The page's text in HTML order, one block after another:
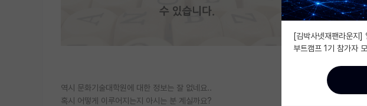
역시 문화기술대학원에 대한 정보는 잘 없네요..
혹시 어떻게 이루어지는지 아시는 분 계실까요?
[김박사넷재팬라운지
부트캠프 1기 참가자